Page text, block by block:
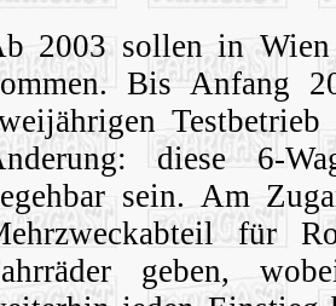
2003 sollen in
Bis Anfang
diese 6-
sein. Am
für
geben,